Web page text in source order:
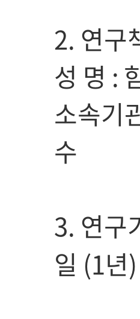
2. 연구
성 명 :
소속기
수
3. 연구
일 (1년)